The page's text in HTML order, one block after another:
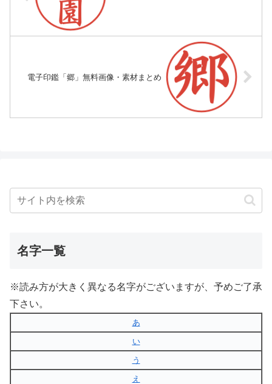
電子印鑑「郷」無料画像・素材まとめ
名字一覧
※読み方が大きく異なる名字がございますが、予めご了承
下さい。
あ
い
う
え